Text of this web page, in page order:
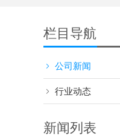
栏目导航
公司新闻
行业动态
新闻列表